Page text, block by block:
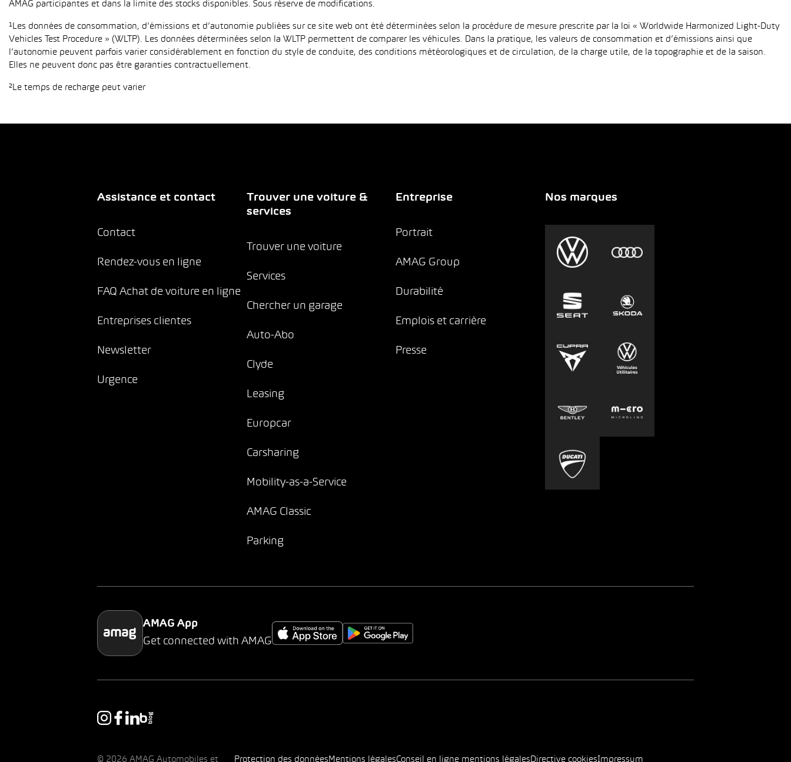
AMAG participantes et dans la limite des stocks disponibles. Sous réserve de modifications.
¹Les données de consommation, d’émissions et d’autonomie publiées sur ce site web ont été déterminées selon la procédure de mesure prescrite par la loi « Worldwide Harmonized Light-Duty
Vehicles Test Procedure » (WLTP). Les données déterminées selon la WLTP permettent de comparer les véhicules. Dans la pratique, les valeurs de consommation et d’émissions ainsi que
l’autonomie peuvent parfois varier considérablement en fonction du style de conduite, des conditions météorologiques et de circulation, de la charge utile, de la topographie et de la saison.
Elles ne peuvent donc pas être garanties contractuellement.
²Le temps de recharge peut varier
Assistance et contact
Contact
Rendez-vous en ligne
FAQ Achat de voiture en ligne
Entreprises clientes
Newsletter
Urgence
Trouver une voiture &
services
Trouver une voiture
Services
Chercher un garage
Auto-Abo
Clyde
Leasing
Europcar
Carsharing
Mobility-as-a-Service
AMAG Classic
Parking
Entreprise
Portrait
AMAG Group
Durabilité
Emplois et carrière
Presse
Nos marques
AMAG App
Get connected with AMAG
© 2026 AMAG Automobiles et Protection des données Mentions légalesConseil en ligne mentions légales Directive cookiesImpressum